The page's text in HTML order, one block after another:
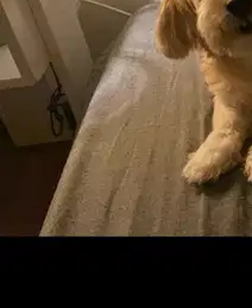
Jolie Affenpinscher
Cat